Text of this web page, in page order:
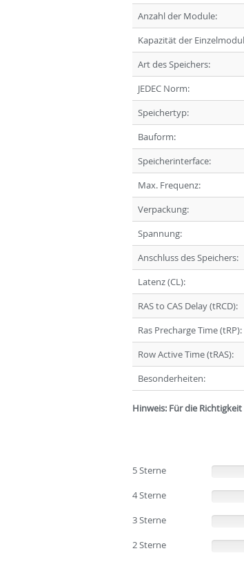
Anzahl der Module:
Kapazität der
Art des Speichers:
JEDEC Norm:
Speichertyp:
Bauform:
Speicherinterface:
Max. Frequenz:
Verpackung:
Spannung:
Anschluss des Speichers:
Latenz (CL):
RAS to CAS Delay (tRCD):
Ras Precharge Time (tRP):
Row Active Time (tRAS):
Besonderheiten:
Hinweis: Für die
5 Sterne
4 Sterne
3 Sterne
2 Sterne